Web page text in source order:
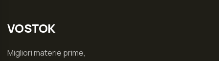
VOSTOK
Migliori materie prime,